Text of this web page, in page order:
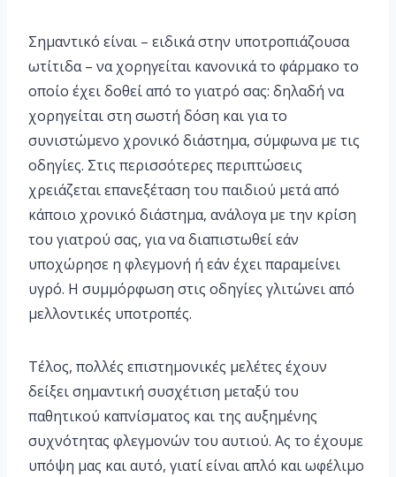
Σημαντικό είναι – ειδικά στην υποτροπιάζουσα
ωτίτιδα – να χορηγείται κανονικά το φάρμακο το
οποίο έχει δοθεί από το γιατρό σας: δηλαδή να
χορηγείται στη σωστή δόση και για το
συνιστώμενο χρονικό διάστημα, σύμφωνα με τις
οδηγίες. Στις περισσότερες περιπτώσεις
χρειάζεται επανεξέταση του παιδιού μετά από
κάποιο χρονικό διάστημα, ανάλογα με την κρίση
του γιατρού σας, για να διαπιστωθεί εάν
υποχώρησε η φλεγμονή ή εάν έχει παραμείνει
υγρό. Η συμμόρφωση στις οδηγίες γλιτώνει από
μελλοντικές υποτροπές.
Τέλος, πολλές επιστημονικές μελέτες έχουν
δείξει σημαντική συσχέτιση μεταξύ του
παθητικού καπνίσματος και της αυξημένης
συχνότητας φλεγμονών του αυτιού. Ας το έχουμε
υπόψη μας και αυτό, γιατί είναι απλό και ωφέλιμο